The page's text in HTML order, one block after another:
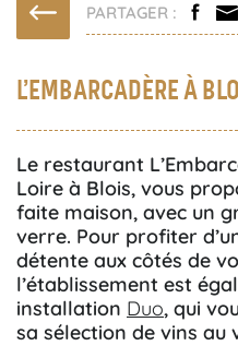
PARTAGER :
L’EMBARCADÈRE À
Le restaurant
Loire à Blois, vous
faite maison, avec un
verre. Pour profiter
détente aux côtés de
l’établissement est
installation Duo, qui
sa sélection de vins au